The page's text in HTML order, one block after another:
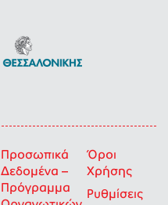
Προσωπικά
Δεδομένα –
Πρόγραμμα
Όροι
Χρήσης
Ρυθμίσεις